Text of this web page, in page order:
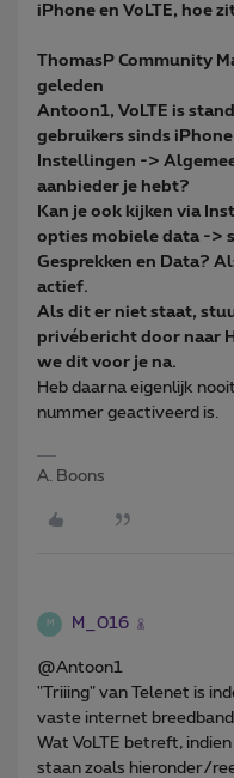
iPhone en VoLTE, hoe
ThomasP Community
geleden
Antoon1, VoLTE is
gebruikers sinds iPhone
Instellingen ->
aanbieder je hebt?
Kan je ook kijken via
opties mobiele data ->
Gesprekken en Data?
actief.
Als dit er niet staat,
privébericht door naar
we dit voor je na.
Heb daarna eigenlijk
nummer geactiveerd is.
A. Boons
M M_016
@Antoon1
"Triiing" van Telenet is
vaste internet
Wat VoLTE betreft,
staan zoals hieronder/